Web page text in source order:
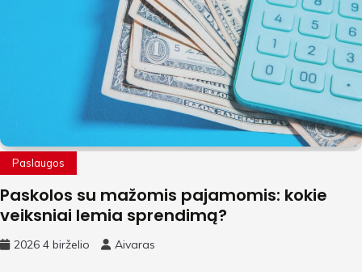
Paslaugos
Paskolos su mažomis pajamomis: kokie
veiksniai lemia sprendimą?
2026 4 birželio Aivaras